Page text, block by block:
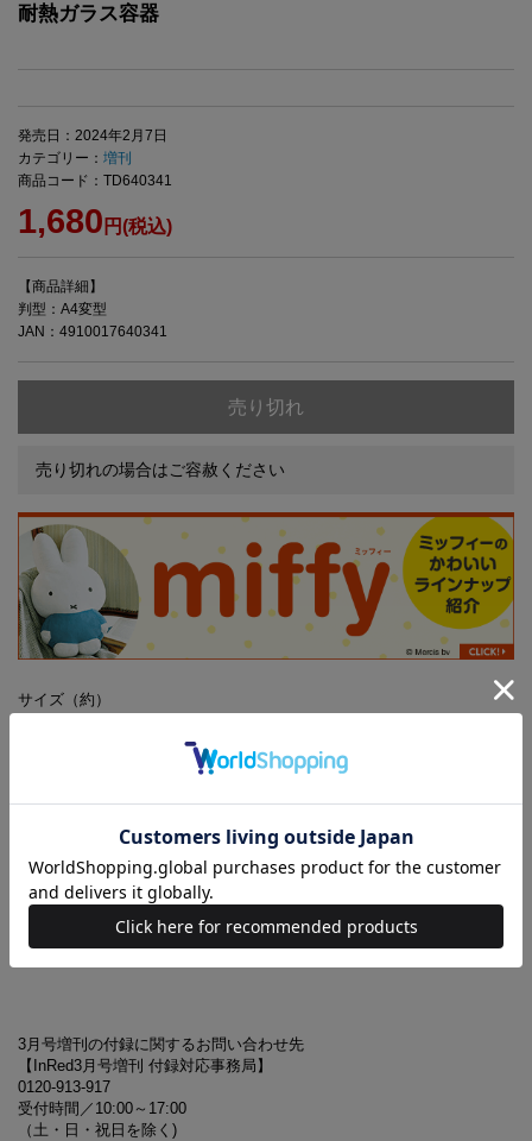
耐熱ガラス容器
発売日：2024年2月7日
カテゴリー： 増刊
商品コード：TD640341
1,680 円(税込)
【商品詳細】
判型：A4変型
JAN：4910017640341
売り切れ
売り切れの場合はご容赦ください
サイズ（約）
※容器以外は付録に含まれません
品の色合いが、画面表示上のものと現物で異なる場合があります
※誌面内容は『InRed』3月号に対し、一部掲載していない記事が
あります
3月号増刊の付録に関するお問い合わせ先
【InRed3月号増刊 付録対応事務局】
0120-913-917
受付時間／10:00～17:00
（土・日・祝日を除く)